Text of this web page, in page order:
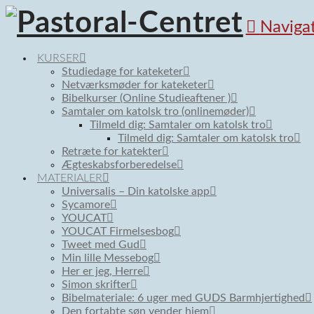
KURSER
Studiedage for kateketer
Netværksmøder for kateketer
Bibelkurser (Online Studieaftener )
Samtaler om katolsk tro (onlinemøder)
Tilmeld dig: Samtaler om katolsk tro
Tilmeld dig: Samtaler om katolsk tro
Retræte for katekter
Ægteskabsforberedelse
MATERIALER
Universalis – Din katolske app
Sycamore
YOUCAT
YOUCAT Firmelsesbog
Tweet med Gud
Min lille Messebog
Her er jeg, Herre
Simon skrifter
Bibelmateriale: 6 uger med GUDS Barmhjertighed
Den fortabte søn vender hjem